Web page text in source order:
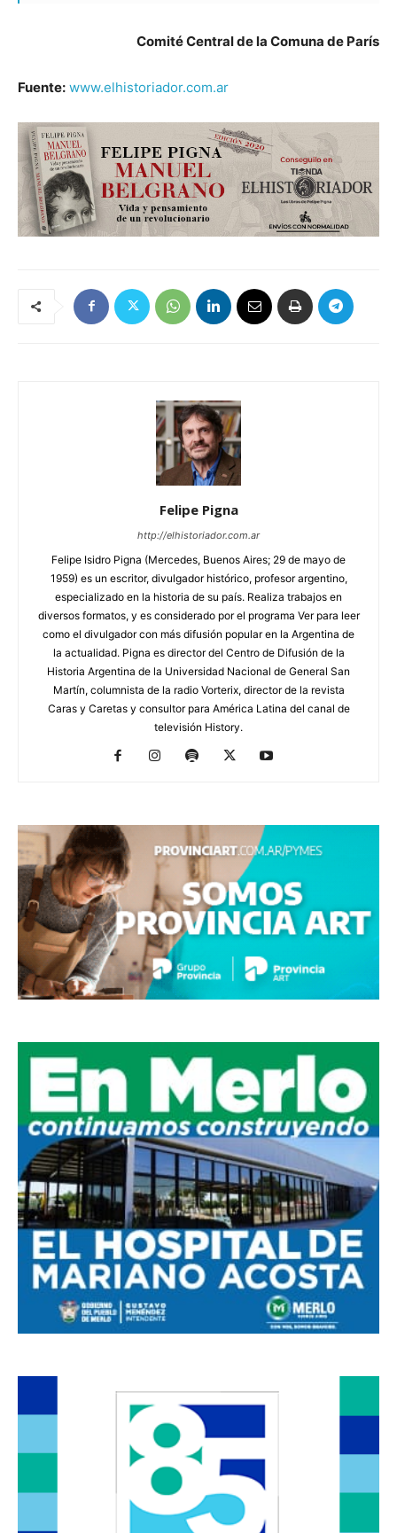
Comité Central de la Comuna de París
Fuente: www.elhistoriador.com.ar
Felipe Pigna
http://elhistoriador.com.ar
Felipe Isidro Pigna (Mercedes, Buenos Aires; 29 de mayo de
1959) es un escritor, divulgador histórico, profesor argentino,
especializado en la historia de su país. Realiza trabajos en
diversos formatos, y es considerado por el programa Ver para leer
como el divulgador con más difusión popular en la Argentina de
la actualidad. Pigna es director del Centro de Difusión de la
Historia Argentina de la Universidad Nacional de General San
Martín, columnista de la radio Vorterix, director de la revista
Caras y Caretas y consultor para América Latina del canal de
televisión History.